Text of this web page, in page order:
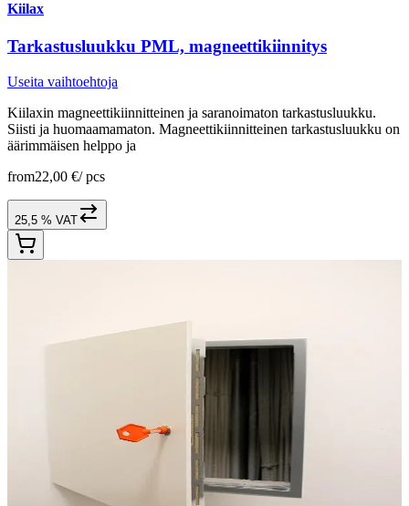
Kiilax
Tarkastusluukku PML, magneettikiinnitys
Useita vaihtoehtoja
Kiilaxin magneettikiinnitteinen ja saranoimaton tarkastusluukku.
Siisti ja huomaamamaton. Magneettikiinnitteinen tarkastusluukku on
äärimmäisen helppo ja
from22,00 €/ pcs
25,5 % VAT